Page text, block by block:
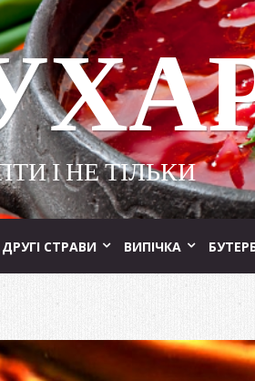
І НЕ ТІЛЬКИ
ДРУГІ СТРАВИ ВИПІЧКА